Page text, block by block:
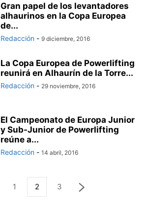
Gran papel de los levantadores
alhaurinos en la Copa Europea
de...
Redacción - 9 diciembre, 2016
La Copa Europea de Powerlifting
reunirá en Alhaurín de la Torre...
Redacción - 29 noviembre, 2016
El Campeonato de Europa Junior
y Sub-Junior de Powerlifting
reúne a...
Redacción - 14 abril, 2016
1 2 3